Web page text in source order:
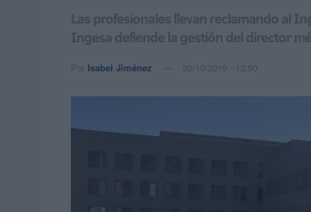
Las profesionales llevan reclamando al
Ingesa defiende la gestión del director
Por Isabel Jiménez 20/10/2019 - 13:50